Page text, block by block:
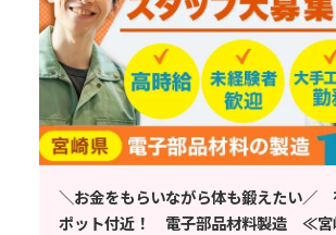
＼お金をもらいながら体も鍛えたい／
ポット付近！ 電子部品材料製造 ≪宮